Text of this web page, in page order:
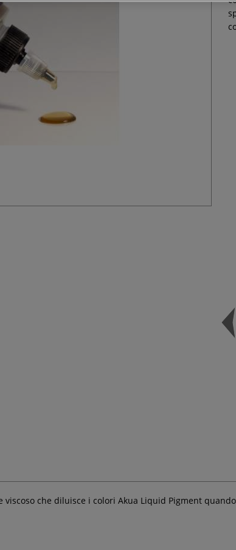
che diluisce i colori Akua Liquid Pigment